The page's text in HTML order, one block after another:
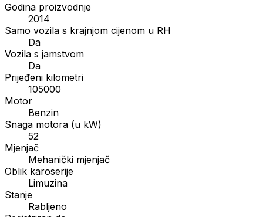
Godina proizvodnje
2014
Samo vozila s krajnjom cijenom u RH
Da
Vozila s jamstvom
Da
Prijeđeni kilometri
105000
Motor
Benzin
Snaga motora (u kW)
52
Mjenjač
Mehanički mjenjač
Oblik karoserije
Limuzina
Stanje
Rabljeno